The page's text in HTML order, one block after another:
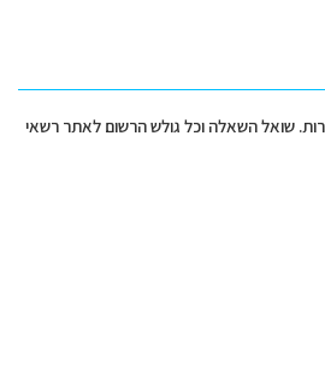
שואל השאלה וכל גולש הרשום לאתר רשאי